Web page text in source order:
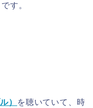
す。
）
を聴いていて、時